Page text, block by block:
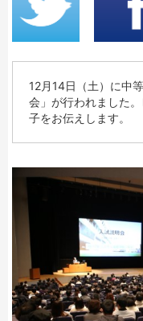
12月14日（土）に中
会」が行われました
子をお伝えします。